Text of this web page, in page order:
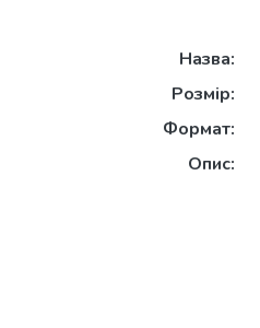
Назва:
Розмір:
Формат:
Опис: